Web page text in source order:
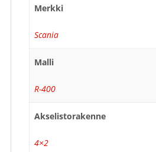
Merkki
Scania
Malli
R-400
Akselistorakenne
4×2